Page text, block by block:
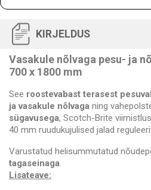
KIRJELDUS
Vasakule nõlvaga pesu- ja
700 x 1800 mm
See roostevabast terasest
ja vasakule nõlvaga ning
sügavusega, Scotch-Brite
40 mm ruudukujulised jalad
Varustatud helisummutatud
tagaseinaga.
Lisateave: